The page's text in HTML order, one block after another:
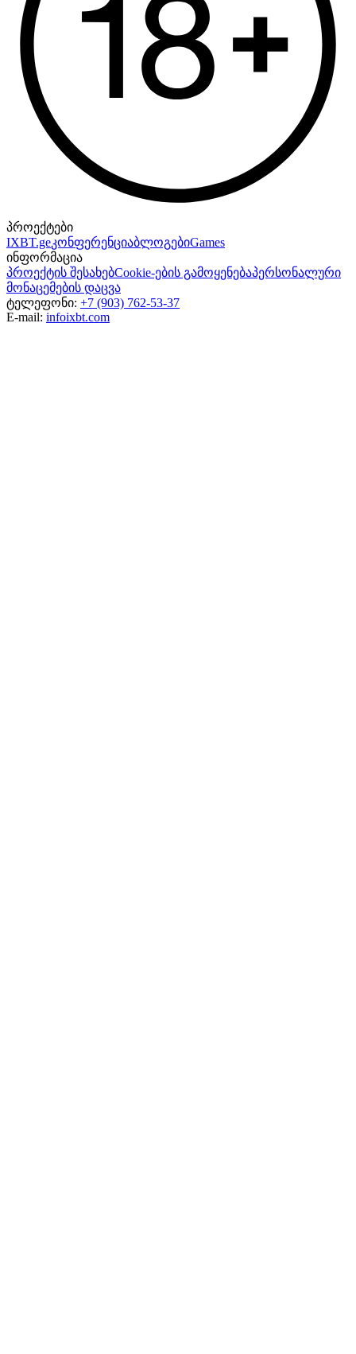
პროექტები
IXBT.geკონფერენციაბლოგებიGames
ინფორმაცია
პროექტის შესახებCookie-ების გამოყენებაპერსონალური
მონაცემების დაცვა
ტელეფონი: +7 (903) 762-53-37
E-mail: infoixbt.com